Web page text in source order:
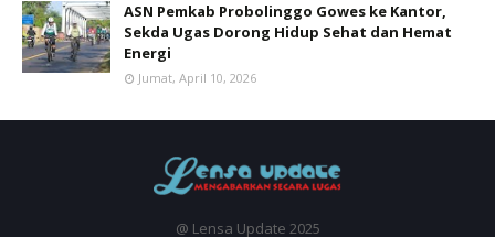
ASN Pemkab Probolinggo Gowes ke Kantor,
Sekda Ugas Dorong Hidup Sehat dan Hemat
Energi
Jumat, April 10, 2026
@ Lensa Update 2025